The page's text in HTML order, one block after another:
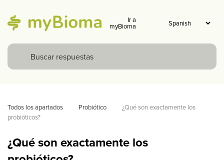
Ir a
myBioma
Todos los apartados Probiótico
¿Qué son exactamente los
probióticos?
¿Qué son exactamente los